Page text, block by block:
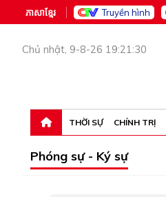
ភាសាខ្មែរ Truyền hình
Chủ nhật, 9-8-26 19:21:30
THỜI SỰ CHÍNH TRỊ
Phóng sự - Ký sự